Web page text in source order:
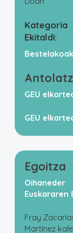
Kategoria
Ekitaldi:
Bestelakoak
GEU
GEU
Egoitza
Oihaneder
Euskararen
Fray
Martínez